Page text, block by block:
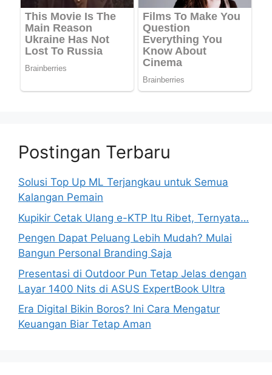
Postingan Terbaru
Solusi Top Up ML Terjangkau untuk Semua
Kalangan Pemain
Kupikir Cetak Ulang e-KTP Itu Ribet, Ternyata…
Pengen Dapat Peluang Lebih Mudah? Mulai
Bangun Personal Branding Saja
Presentasi di Outdoor Pun Tetap Jelas dengan
Layar 1400 Nits di ASUS ExpertBook Ultra
Era Digital Bikin Boros? Ini Cara Mengatur
Keuangan Biar Tetap Aman